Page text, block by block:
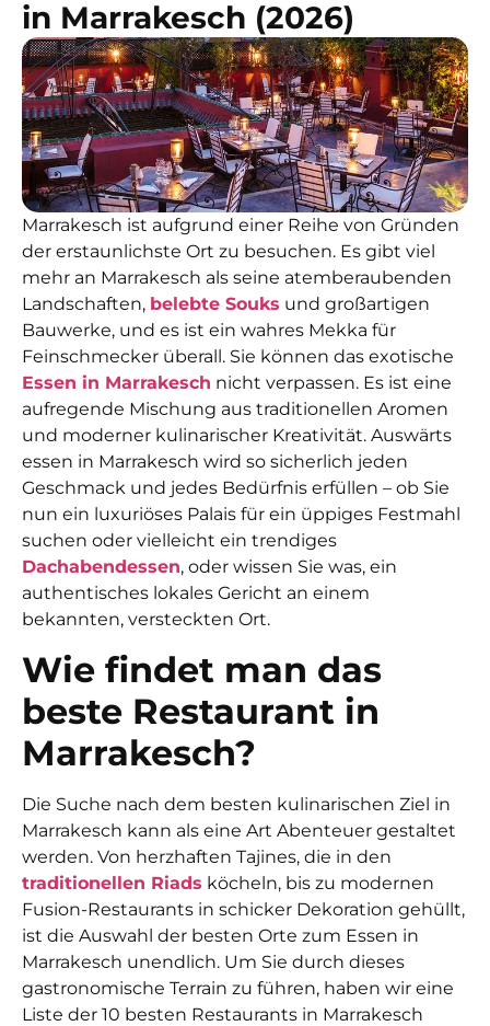
in Marrakesch (2026)
Marrakesch ist aufgrund einer Reihe von Gründen
der erstaunlichste Ort zu besuchen. Es gibt viel
mehr an Marrakesch als seine atemberaubenden
Landschaften, belebte Souks und großartigen
Bauwerke, und es ist ein wahres Mekka für
Feinschmecker überall. Sie können das exotische
Essen in Marrakesch nicht verpassen. Es ist eine
aufregende Mischung aus traditionellen Aromen
und moderner kulinarischer Kreativität. Auswärts
essen in Marrakesch wird so sicherlich jeden
Geschmack und jedes Bedürfnis erfüllen – ob Sie
nun ein luxuriöses Palais für ein üppiges Festmahl
suchen oder vielleicht ein trendiges
Dachabendessen, oder wissen Sie was, ein
authentisches lokales Gericht an einem
bekannten, versteckten Ort.
Wie findet man das
beste Restaurant in
Marrakesch?
Die Suche nach dem besten kulinarischen Ziel in
Marrakesch kann als eine Art Abenteuer gestaltet
werden. Von herzhaften Tajines, die in den
traditionellen Riads köcheln, bis zu modernen
Fusion-Restaurants in schicker Dekoration gehüllt,
ist die Auswahl der besten Orte zum Essen in
Marrakesch unendlich. Um Sie durch dieses
gastronomische Terrain zu führen, haben wir eine
Liste der 10 besten Restaurants in Marrakesch